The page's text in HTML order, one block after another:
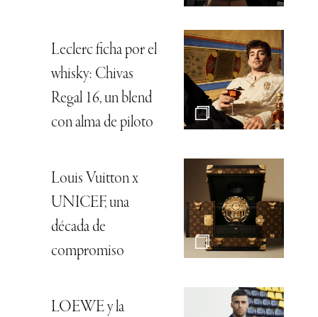
Leclerc ficha por el
whisky: Chivas
Regal 16, un blend
con alma de piloto
Louis Vuitton x
UNICEF, una
década de
compromiso
LOEWE y la